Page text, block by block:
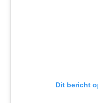
Dit bericht